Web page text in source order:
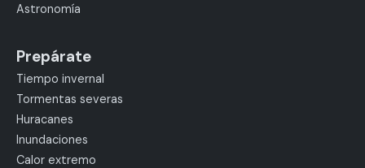
Astronomía
Prepárate
Tiempo invernal
Tormentas severas
Huracanes
Inundaciones
Calor extremo